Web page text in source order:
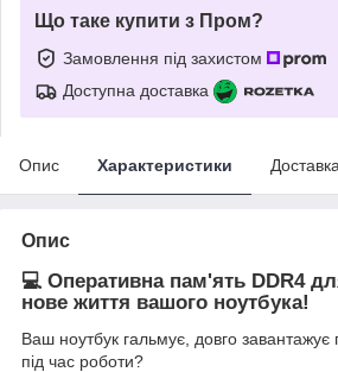
Що таке купити з Пром?
Замовлення під захистом
Доступна доставка
Опис Характеристики Доставка
Опис
💻 Оперативна пам'ять DDR4
нове життя вашого ноутбука!
Ваш ноутбук гальмує, довго
під час роботи?